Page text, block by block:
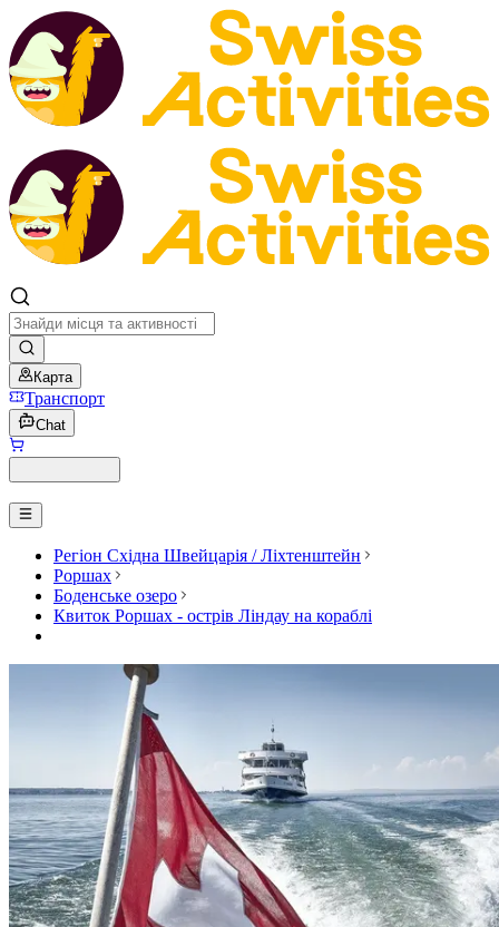
Карта
Транспорт
Chat
Регіон Східна Швейцарія / Ліхтенштейн
Роршах
Боденське озеро
Квиток Роршах - острів Ліндау на кораблі